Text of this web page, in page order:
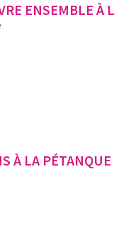
ENSEMBLE À
À LA